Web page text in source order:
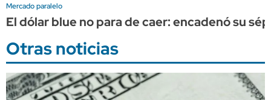
Mercado paralelo
El dólar blue no para de caer: encadenó su
Otras noticias